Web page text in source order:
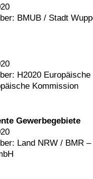
BMUB / Stadt
H2020 Europäische
Kommission
Gewerbegebiete
Land NRW / BMR